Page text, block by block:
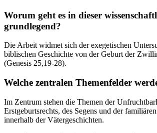
Worum geht es in dieser
grundlegend?
Die Arbeit widmet sich der exegetischen
biblischen Geschichte von der Geburt der
(Genesis 25,19-28).
Welche zentralen Themenfelder
Im Zentrum stehen die Themen der
Erstgeburtsrechts, des Segens und der
innerhalb der Vätergeschichten.